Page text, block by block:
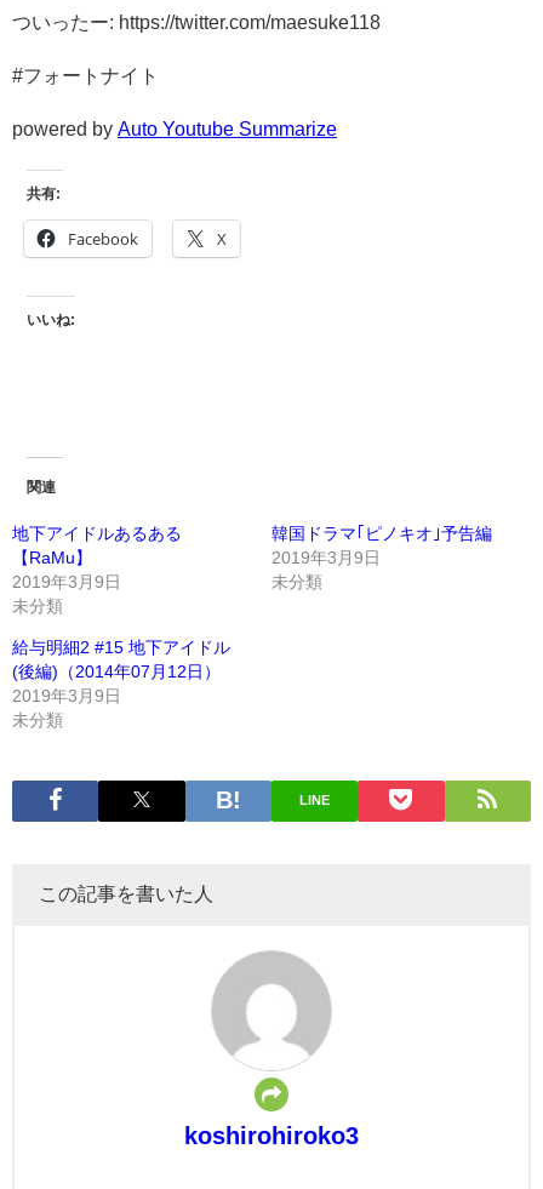
ついったー: https://twitter.com/maesuke118
#フォートナイト
powered by Auto Youtube Summarize
共有:
Facebook X
いいね:
関連
地下アイドルあるある
【RaMu】
2019年3月9日
未分類
韓国ドラマ｢ピノキオ｣予告編
2019年3月9日
未分類
給与明細2 #15 地下アイドル
(後編)（2014年07月12日）
2019年3月9日
未分類
LINE
この記事を書いた人
koshirohiroko3